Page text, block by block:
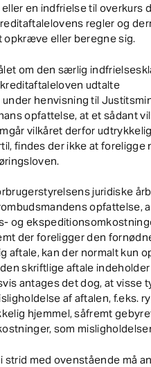
en indfrielse til overkurs
regler og
opkræve eller beregne sig.
om den særlig
udtalte
henvisning til
opfattelse, at et sådant
vilkåret derfor
findes der ikke at foreligge
juridiske
opfattelse,
og
der foreligger den
aftale, kan der normalt kun
skriftlige aftale
antages det dog, at visse
af aftalen, f.eks.
hjemmel, såfremt
som
strid med ovenstående må